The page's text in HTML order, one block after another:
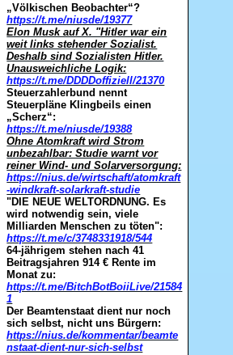
„Völkischen Beobachter“?
https://t.me/niusde/19377
Elon Musk auf X. "Hitler war ein
weit links stehender Sozialist.
Deshalb sind Sozialisten Hitler.
Unausweichliche Logik:
https://t.me/DDDDoffiziell/21370
Steuerzahlerbund nennt
Steuerpläne Klingbeils einen
„Scherz“:
https://t.me/niusde/19388
Ohne Atomkraft wird Strom
unbezahlbar: Studie warnt vor
reiner Wind- und Solarversorgung:
https://nius.de/wirtschaft/atomkraft
-windkraft-solarkraft-studie
"DIE NEUE WELTORDNUNG. Es
wird notwendig sein, viele
Milliarden Menschen zu töten":
https://t.me/c/3748331918/544
64-jährigem stehen nach 41
Beitragsjahren 914 € Rente im
Monat zu:
https://t.me/BitchBotBoiiLive/21584
1
Der Beamtenstaat dient nur noch
sich selbst, nicht uns Bürgern:
https://nius.de/kommentar/beamte
nstaat-dient-nur-sich-selbst